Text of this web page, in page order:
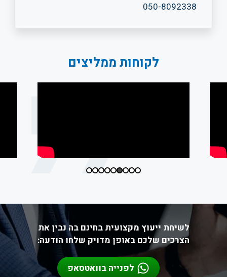
050-8092338
לקוחות ממליצים
לשיחת ייעוץ מקצועית בחינם בה נבין את
הצרכים שלכם באופן מדויק שלחו הודעה:
לפנייה בוואטסאפ